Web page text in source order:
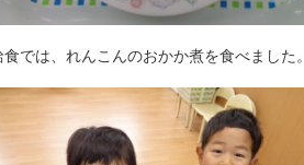
食では、れんこんのおかか煮を食べました。